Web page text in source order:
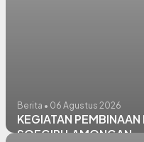
Berita • 06 Agustus 2026
KEGIATAN
SOEGIRI LAMONGAN